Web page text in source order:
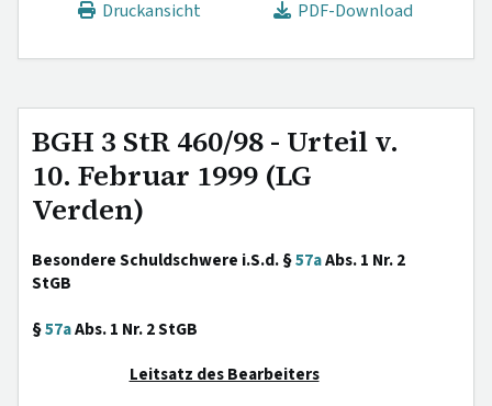
Druckansicht
PDF-Download
BGH 3 StR 460/98 - Urteil v.
10. Februar 1999 (LG
Verden)
Besondere Schuldschwere i.S.d. §57aAbs. 1 Nr. 2
StGB
§57aAbs. 1 Nr. 2 StGB
Leitsatz des Bearbeiters